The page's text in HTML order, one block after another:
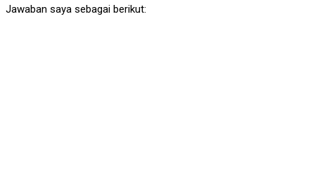
Jawaban saya sebagai berikut: